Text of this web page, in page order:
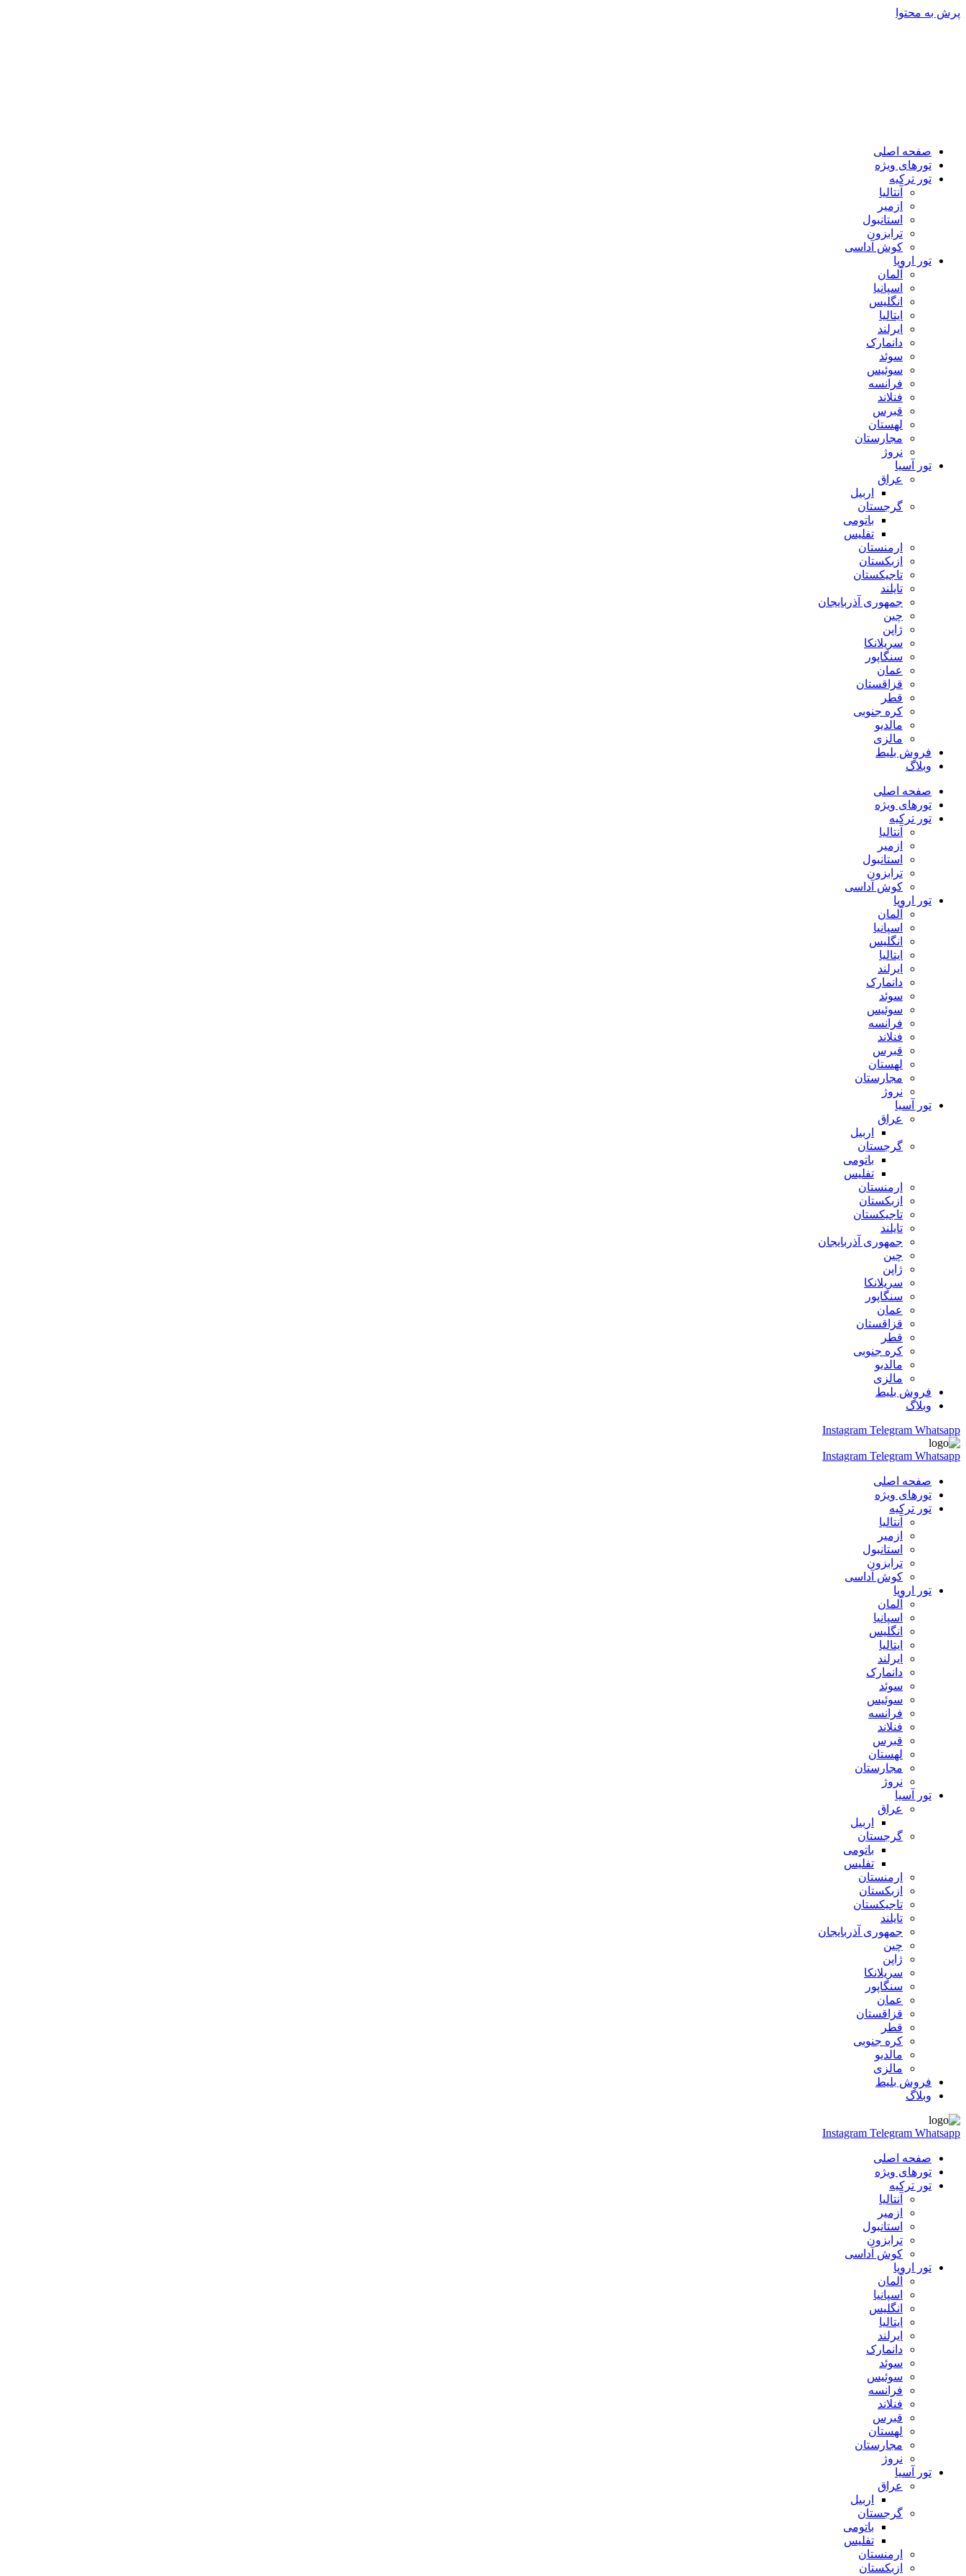
پرش به محتوا
صفحه اصلی
تورهای ویژه
تور ترکیه
آنتالیا
ازمیر
استانبول
ترابزون
کوش آداسی
تور اروپا
آلمان
اسپانیا
انگلیس
ایتالیا
ایرلند
دانمارک
سوئد
سوئیس
فرانسه
فنلاند
قبرس
لهستان
مجارستان
نروژ
تور آسیا
عراق
اربیل
گرجستان
باتومی
تفلیس
ارمنستان
ازبکستان
تاجیکستان
تایلند
جمهوری آذربایجان
چین
ژاپن
سریلانکا
سنگاپور
عمان
قزاقستان
قطر
کره جنوبی
مالدیو
مالزی
فروش بلیط
وبلاگ
صفحه اصلی
تورهای ویژه
تور ترکیه
آنتالیا
ازمیر
استانبول
ترابزون
کوش آداسی
تور اروپا
آلمان
اسپانیا
انگلیس
ایتالیا
ایرلند
دانمارک
سوئد
سوئیس
فرانسه
فنلاند
قبرس
لهستان
مجارستان
نروژ
تور آسیا
عراق
اربیل
گرجستان
باتومی
تفلیس
ارمنستان
ازبکستان
تاجیکستان
تایلند
جمهوری آذربایجان
چین
ژاپن
سریلانکا
سنگاپور
عمان
قزاقستان
قطر
کره جنوبی
مالدیو
مالزی
فروش بلیط
وبلاگ
Instagram Telegram Whatsapp
Instagram Telegram Whatsapp
صفحه اصلی
تورهای ویژه
تور ترکیه
آنتالیا
ازمیر
استانبول
ترابزون
کوش آداسی
تور اروپا
آلمان
اسپانیا
انگلیس
ایتالیا
ایرلند
دانمارک
سوئد
سوئیس
فرانسه
فنلاند
قبرس
لهستان
مجارستان
نروژ
تور آسیا
عراق
اربیل
گرجستان
باتومی
تفلیس
ارمنستان
ازبکستان
تاجیکستان
تایلند
جمهوری آذربایجان
چین
ژاپن
سریلانکا
سنگاپور
عمان
قزاقستان
قطر
کره جنوبی
مالدیو
مالزی
فروش بلیط
وبلاگ
Instagram Telegram Whatsapp
صفحه اصلی
تورهای ویژه
تور ترکیه
آنتالیا
ازمیر
استانبول
ترابزون
کوش آداسی
تور اروپا
آلمان
اسپانیا
انگلیس
ایتالیا
ایرلند
دانمارک
سوئد
سوئیس
فرانسه
فنلاند
قبرس
لهستان
مجارستان
نروژ
تور آسیا
عراق
اربیل
گرجستان
باتومی
تفلیس
ارمنستان
ازبکستان